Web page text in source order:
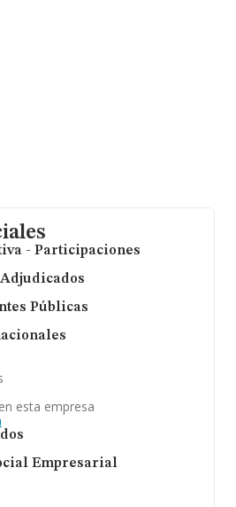
- Participaciones
Públicas
esta empresa
Empresarial